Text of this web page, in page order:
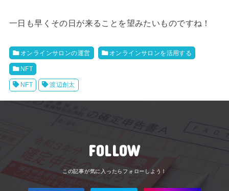
一日も早くその日が来ることを望みたいものですね！
オンラインサロンの運営 オンラインサロンを活用する
NFT
NFT 渡辺創太
FOLLOW